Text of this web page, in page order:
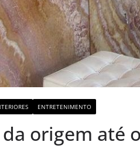
ENTRETENIMENTO
origem até